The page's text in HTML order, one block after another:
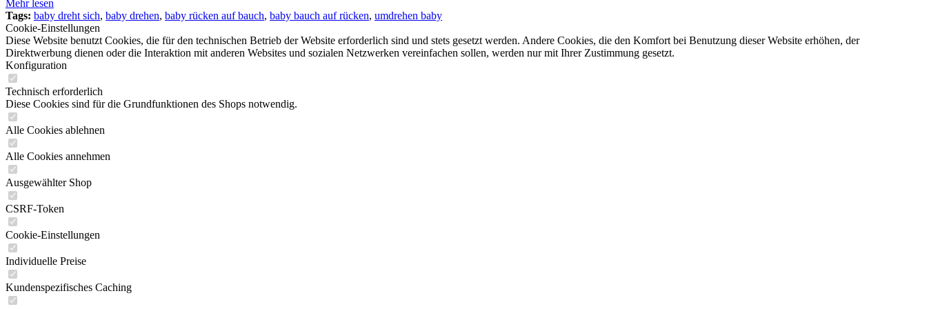
Mehr lesen
Tags: baby dreht sich, baby drehen, baby rücken auf bauch, baby bauch auf rücken, umdrehen baby
Cookie-Einstellungen
Diese Website benutzt Cookies, die für den technischen Betrieb der Website erforderlich sind und stets gesetzt werden. Andere Cookies, die den Komfort bei Benutzung dieser Website erhöhen, der
Direktwerbung dienen oder die Interaktion mit anderen Websites und sozialen Netzwerken vereinfachen sollen, werden nur mit Ihrer Zustimmung gesetzt.
Konfiguration
Technisch erforderlich
Diese Cookies sind für die Grundfunktionen des Shops notwendig.
Alle Cookies ablehnen
Alle Cookies annehmen
Ausgewählter Shop
CSRF-Token
Cookie-Einstellungen
Individuelle Preise
Kundenspezifisches Caching